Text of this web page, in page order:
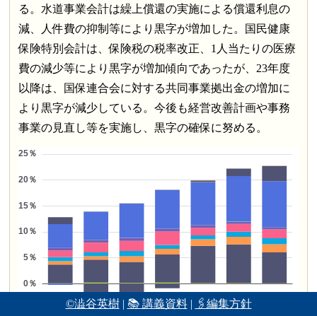
©澁谷英樹| 📚 講義資料| 🖇編集方針
る。水道事業会計は繰上償還の実施による償還利息の
減、人件費の抑制等により黒字が増加した。国民健康
保険特別会計は、保険税の税率改正、1人当たりの医療
費の減少等により黒字が増加傾向であったが、23年度
以降は、国保連合会に対する共同事業拠出金の増加に
より黒字が減少している。今後も経営改善計画や事務
事業の見直し等を実施し、黒字の確保に努める。